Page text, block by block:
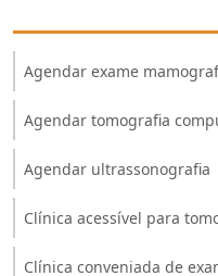
Agendar exame
Agendar tomografia
Agendar ultrassonografia
Clínica acessível para
Clínica conveniada de